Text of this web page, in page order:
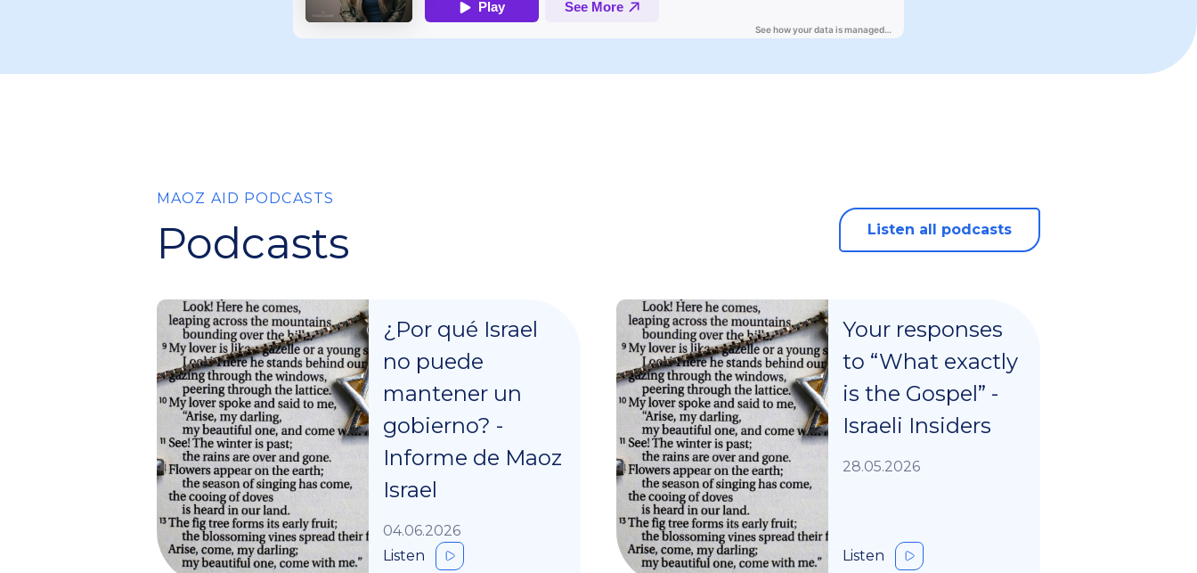
MAOZ AID PODCASTS
Podcasts Listen all podcasts
¿Por qué Israel
no puede
mantener un
gobierno? -
Informe de Maoz
Israel
04.06.2026
Listen
Your responses
to “What exactly
is the Gospel” -
Israeli Insiders
28.05.2026
Listen